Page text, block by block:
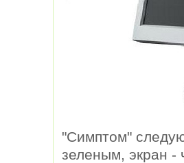
"Симптом"
зеленым, экран -